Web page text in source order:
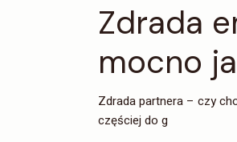
Zdrada
mocno
Zdrada partnera – czy
częściej do g